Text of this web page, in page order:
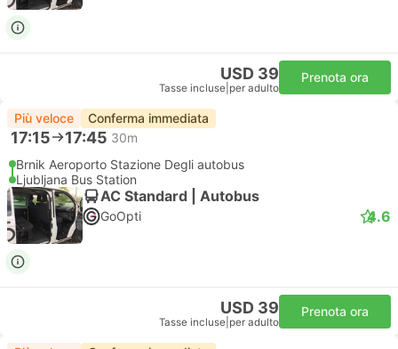
USD 39
Tasse incluse per adulto
Prenota ora
Più veloce Conferma immediata
17:15 17:45 30m
Brnik Aeroporto Stazione Degli autobus
Ljubljana Bus Station
AC Standard | Autobus
GoOpti 4.6
USD 39
Tasse incluse per adulto
Prenota ora